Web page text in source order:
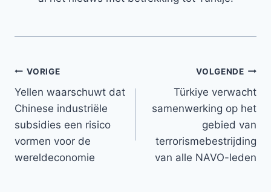
Bericht
navigatie
VORIGE
Yellen waarschuwt dat
Chinese industriële
subsidies een risico
vormen voor de
wereldeconomie
VOLGENDE
Türkiye verwacht
samenwerking op het
gebied van
terrorismebestrijding
van alle NAVO-leden